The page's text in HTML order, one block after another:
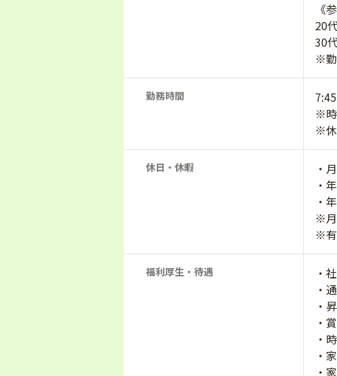
《
20
30
※勤
勤務時間
※時
※休
休日・休暇
・
・
・
※月
※有
福利厚生・待遇
・
・
・
・
・
・
・